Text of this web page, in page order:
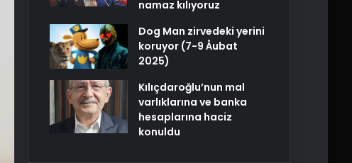
namaz kılıyoruz
Dog Man zirvedeki yerini
koruyor (7-9 Åubat
2025)
Kılıçdaroğlu’nun mal
varlıklarına ve banka
hesaplarına haciz
konuldu